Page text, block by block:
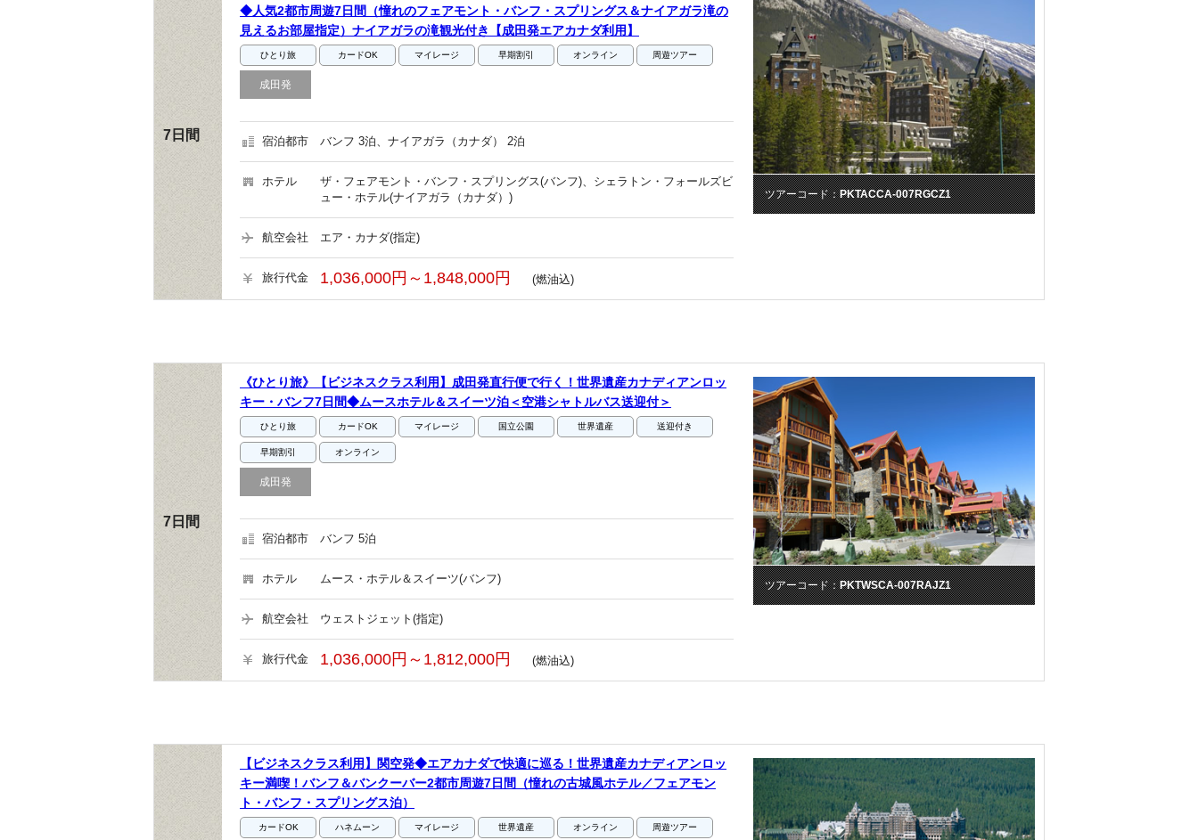
7日間
◆人気2都市周遊7日間（憧れのフェアモント・バンフ・スプリングス＆ナイアガラ滝の
見えるお部屋指定）ナイアガラの滝観光付き【成田発エアカナダ利用】
ひとり旅 カードOK マイレージ 早期割引 オンライン 周遊ツアー
成田発
宿泊都市 バンフ 3泊、ナイアガラ（カナダ） 2泊
ホテル
ザ・フェアモント・バンフ・スプリングス(バンフ)、シェラトン・フォールズビ
ュー・ホテル(ナイアガラ（カナダ）)
航空会社 エア・カナダ(指定)
旅行代金 1,036,000円～1,848,000円 (燃油込)
ツアーコード：PKTACCA-007RGCZ1
7日間
《ひとり旅》【ビジネスクラス利用】成田発直行便で行く！世界遺産カナディアンロッ
キー・バンフ7日間◆ムースホテル＆スイーツ泊＜空港シャトルバス送迎付＞
ひとり旅 カードOK マイレージ 国立公園 世界遺産 送迎付き
早期割引 オンライン
成田発
宿泊都市 バンフ 5泊
ホテル ムース・ホテル＆スイーツ(バンフ)
航空会社 ウェストジェット(指定)
旅行代金 1,036,000円～1,812,000円 (燃油込)
ツアーコード：PKTWSCA-007RAJZ1
【ビジネスクラス利用】関空発◆エアカナダで快適に巡る！世界遺産カナディアンロッ
キー満喫！バンフ＆バンクーバー2都市周遊7日間（憧れの古城風ホテル／フェアモン
ト・バンフ・スプリングス泊）
カードOK ハネムーン マイレージ 世界遺産 オンライン 周遊ツアー